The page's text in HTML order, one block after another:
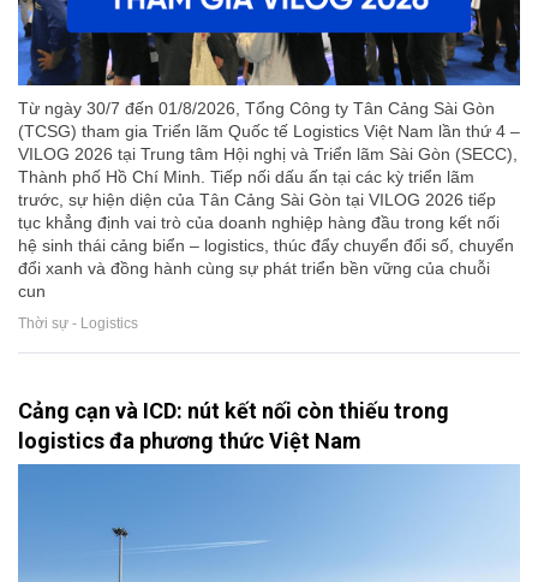
Từ ngày 30/7 đến 01/8/2026, Tổng Công ty Tân Cảng Sài Gòn
(TCSG) tham gia Triển lãm Quốc tế Logistics Việt Nam lần thứ 4 –
VILOG 2026 tại Trung tâm Hội nghị và Triển lãm Sài Gòn (SECC),
Thành phố Hồ Chí Minh. Tiếp nối dấu ấn tại các kỳ triển lãm
trước, sự hiện diện của Tân Cảng Sài Gòn tại VILOG 2026 tiếp
tục khẳng định vai trò của doanh nghiệp hàng đầu trong kết nối
hệ sinh thái cảng biển – logistics, thúc đẩy chuyển đổi số, chuyển
đổi xanh và đồng hành cùng sự phát triển bền vững của chuỗi
cun
Thời sự - Logistics
Cảng cạn và ICD: nút kết nối còn thiếu trong
logistics đa phương thức Việt Nam